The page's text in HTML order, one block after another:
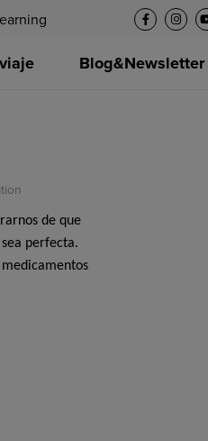
Blog&Newsletter
de que
perfecta.